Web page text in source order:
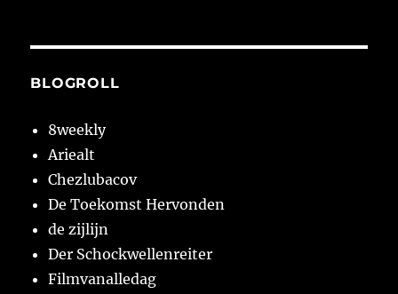
BLOGROLL
8weekly
Ariealt
Chezlubacov
De Toekomst Hervonden
de zijlijn
Der Schockwellenreiter
Filmvanalledag